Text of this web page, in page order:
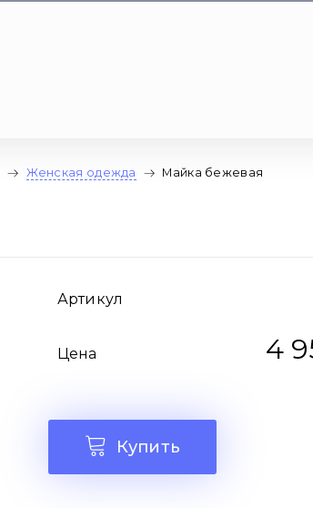
Женская одежда Майка бежевая
Артикул
Цена 4
Купить